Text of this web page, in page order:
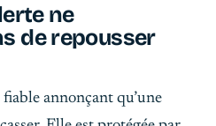
ne
de repousser
annonçant qu’une